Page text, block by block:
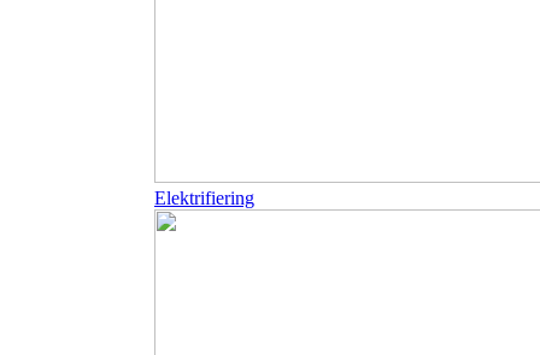
Elektrifiering